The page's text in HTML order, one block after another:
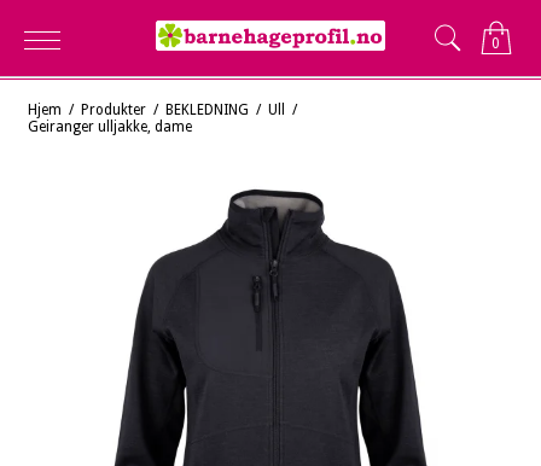
0
Hjem / Produkter / BEKLEDNING / Ull
/
Geiranger ulljakke, dame